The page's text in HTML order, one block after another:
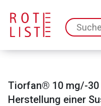
Tiorfan® 10 mg/-30
Herstellung einer